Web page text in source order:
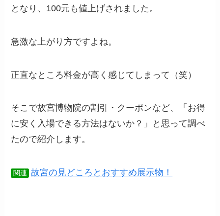
となり、100元も値上げされました。
急激な上がり方ですよね。
正直なところ料金が高く感じてしまって（笑）
そこで故宮博物院の割引・クーポンなど、「お得
に安く入場できる方法はないか？」と思って調べ
たので紹介します。
関連 故宮の見どころとおすすめ展示物！